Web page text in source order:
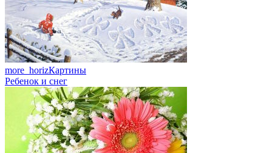
more_horizКартины
Ребенок и снег